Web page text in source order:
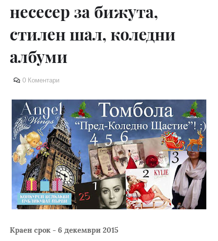
несесер за бижута,
стилен шал, коледни
албуми
0 Коментари
Краен срок - 6 декември 2015